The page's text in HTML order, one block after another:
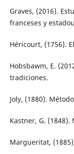
Graves, (2016).
franceses y
Héricourt, (1756).
Hobsbawm, E.
tradiciones.
Joly, (1880).
Kastner, G.
Margueritat,